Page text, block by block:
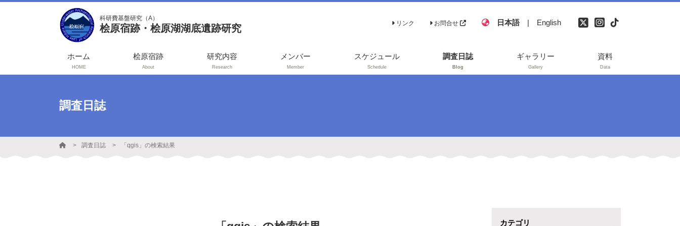
科研費基盤研究（A）
桧原宿跡・桧原湖湖底遺跡研究 リンク お問合せ 日本語 | English
ホーム
HOME
桧原宿跡
About
研究内容
Research
メンバー
Member
スケジュール
Schedule
調査日誌
Blog
ギャラリー
Gallery
資料
Data
リーチ
調査日誌
調査日誌 「qgis」の検索結果
カテゴリ